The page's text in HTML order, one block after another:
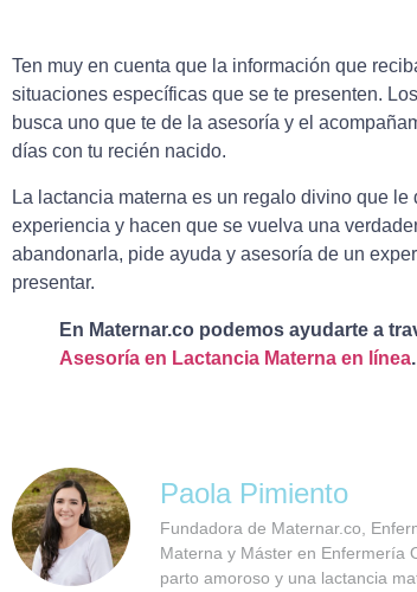
Ten muy en cuenta que la información que
situaciones específicas que se te presenten. Los
busca uno que te de la asesoría y el
días con tu recién nacido.
La lactancia materna es un regalo divino que
experiencia y hacen que se vuelva una
abandonarla, pide ayuda y asesoría de un
presentar.
En Maternar.co podemos ayudarte a
Asesoría en Lactancia Materna en línea.
Paola Pimiento
Fundadora de Maternar.co,
Materna y Máster en Enfermería
parto amoroso y una lactancia